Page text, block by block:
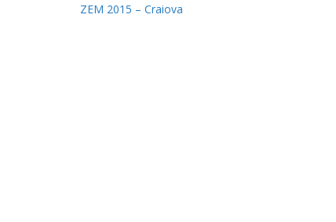
ZEM 2015 – Craiova